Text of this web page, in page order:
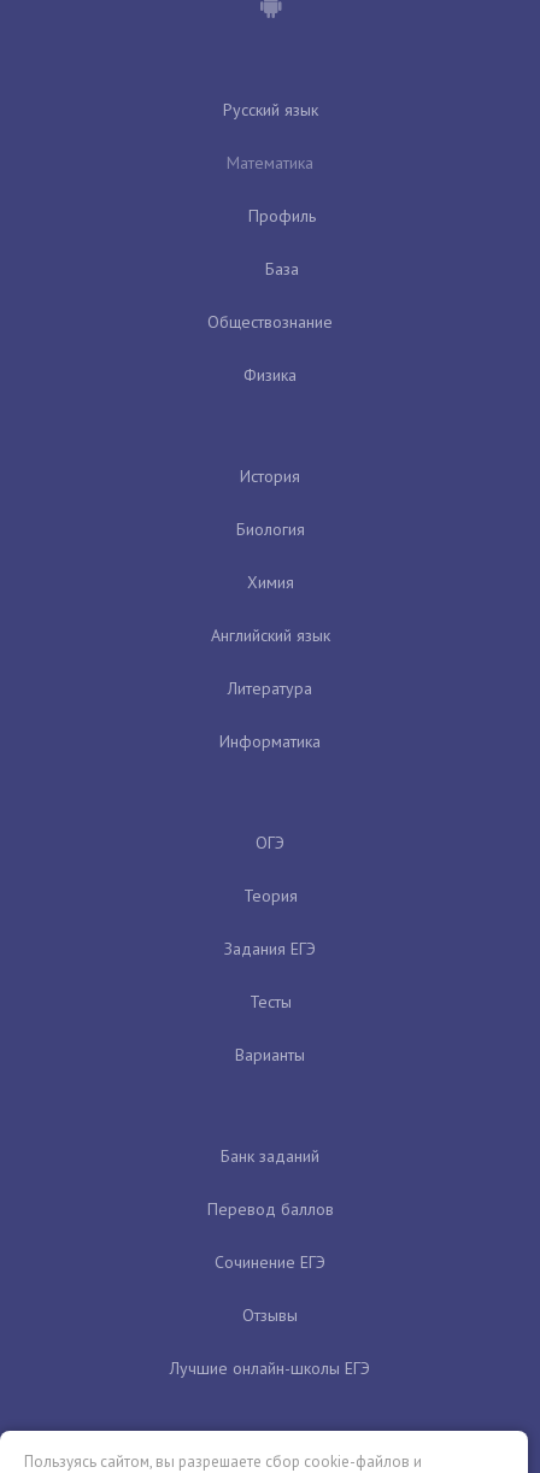
Русский язык
Математика
Профиль
База
Обществознание
Физика
История
Биология
Химия
Английский язык
Литература
Информатика
ОГЭ
Теория
Задания ЕГЭ
Тесты
Варианты
Банк заданий
Перевод баллов
Сочинение ЕГЭ
Отзывы
Лучшие онлайн-школы ЕГЭ
Пользуясь сайтом, вы разрешаете сбор cookie-файлов и